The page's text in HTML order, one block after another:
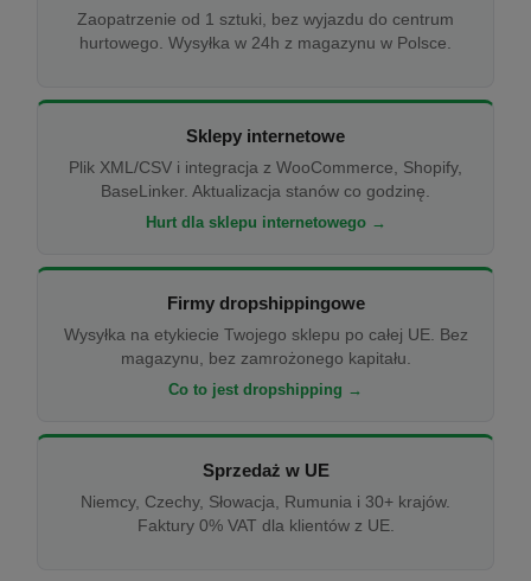
Zaopatrzenie od 1 sztuki, bez wyjazdu do centrum
hurtowego. Wysyłka w 24h z magazynu w Polsce.
Sklepy internetowe
Plik XML/CSV i integracja z WooCommerce, Shopify,
BaseLinker. Aktualizacja stanów co godzinę.
Hurt dla sklepu internetowego →
Firmy dropshippingowe
Wysyłka na etykiecie Twojego sklepu po całej UE. Bez
magazynu, bez zamrożonego kapitału.
Co to jest dropshipping →
Sprzedaż w UE
Niemcy, Czechy, Słowacja, Rumunia i 30+ krajów.
Faktury 0% VAT dla klientów z UE.